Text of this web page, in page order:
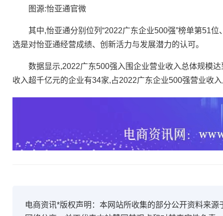
图源:怡亚通官微
其中,怡亚通分别位列“2022广东企业500强”榜单第51位
选是对怡亚通经营成绩、创新活力与发展潜力的认可。
数据显示,2022广东500强入围企业营业收入总体规模达
收入超千亿元的企业有34家,占2022广东企业500强营业收
电商资讯*版权声明：本网站所收集的部分公开资料来